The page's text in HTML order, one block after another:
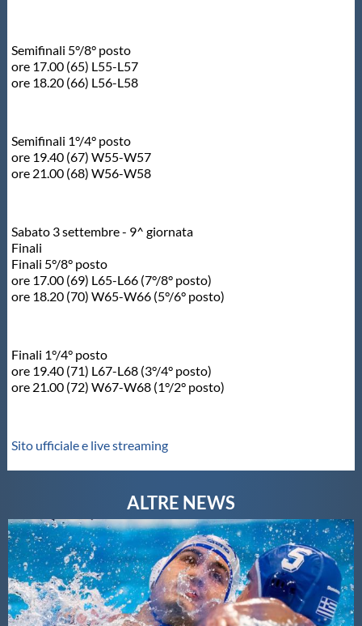
Semifinali 5°/8° posto
ore 17.00 (65) L55-L57
ore 18.20 (66) L56-L58
Semifinali 1°/4° posto
ore 19.40 (67) W55-W57
ore 21.00 (68) W56-W58
Sabato 3 settembre - 9^ giornata
Finali
Finali 5°/8° posto
ore 17.00 (69) L65-L66 (7°/8° posto)
ore 18.20 (70) W65-W66 (5°/6° posto)
Finali 1°/4° posto
ore 19.40 (71) L67-L68 (3°/4° posto)
ore 21.00 (72) W67-W68 (1°/2° posto)
Sito ufficiale e live streaming